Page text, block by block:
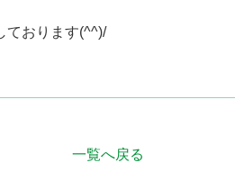
ております(^^)/
一覧へ戻る